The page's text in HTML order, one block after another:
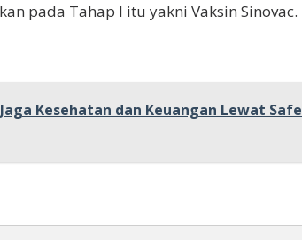
pada Tahap I itu yakni Vaksin Sinovac.
Kesehatan dan Keuangan Lewat Safe